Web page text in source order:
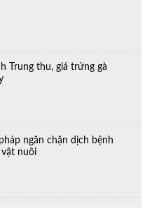
Trung thu, giá trứng gà
ngăn chặn dịch bệnh
nuôi